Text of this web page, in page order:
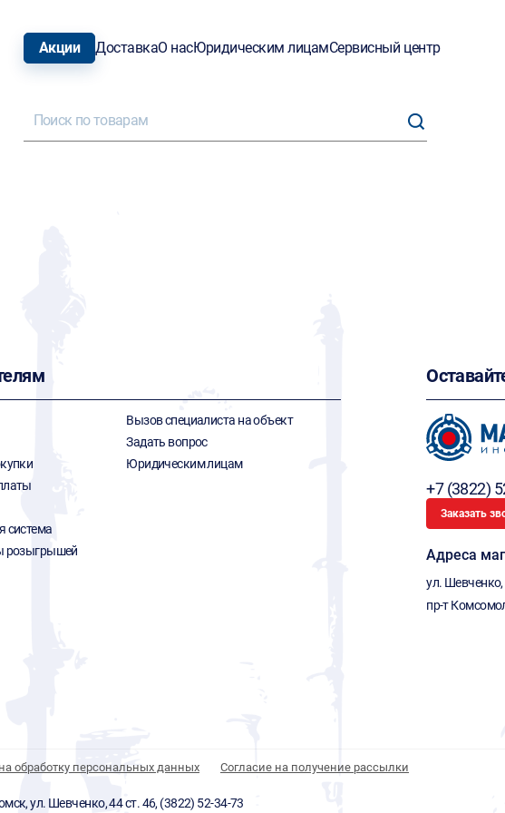
Акции ДоставкаО насЮридическим лицамСервисный центр
система
розыгрышей
Вызов специалиста на объект
Задать вопрос
Юридическим лицам
+7 (3822)
Заказать
Адреса
ул. Шевченко,
пр-т
обработку персональных данных Согласие на получение рассылки
ул. Шевченко, 44 ст. 46, (3822) 52-34-73